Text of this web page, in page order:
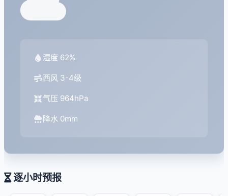
湿度 62%
西风 3-4级
气压 964hPa
降水 0mm
逐小时预报